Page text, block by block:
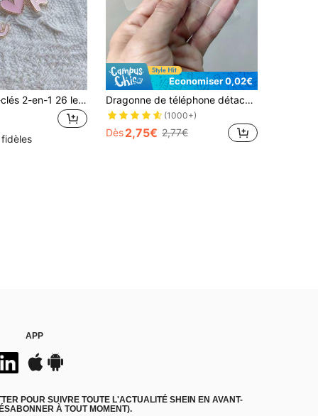
1 pièce Porte-clés 2-en-1 26 lettres + cœur rose avec fermoir homard, porte-clés petit cœur rose exquis et mignon/Porte-clés 26 lettres A-Z/Convient pour les sacs, portefeuilles et autres accessoires décoratifs à suspendre
Économiser 0,02€
Dragonne de téléphone détachable et colorée avec clip, convenant aux coques de téléphone, pièces de rechange de sangle robuste pour toutes les coques de téléphone, dragonne de téléphone de couleur unie avec clip, pouvant être utilisée comme porte-carte. Cadeau idéal pour la mère, la famille et les amis pour les anniversaires et les fêtes. Peut être utilisé comme charm ou chaîne de téléphone, accessoire de coque de téléphone.
(1000+)
Dès2,75€ 2,77€
APP
POUR SUIVRE TOUTE L'ACTUALITÉ SHEIN EN AVANT-
À TOUT MOMENT).